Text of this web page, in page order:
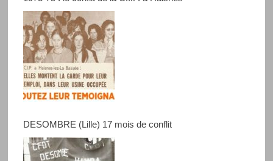
DESOMBRE (Lille) 17 mois de conflit